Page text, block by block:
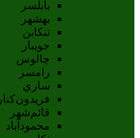
بابلسر
بهشهر
تنکابن
جويبار
چالوس
رامسر
ساري
فريدون‌کنار
قائم‌شهر
محمودآباد